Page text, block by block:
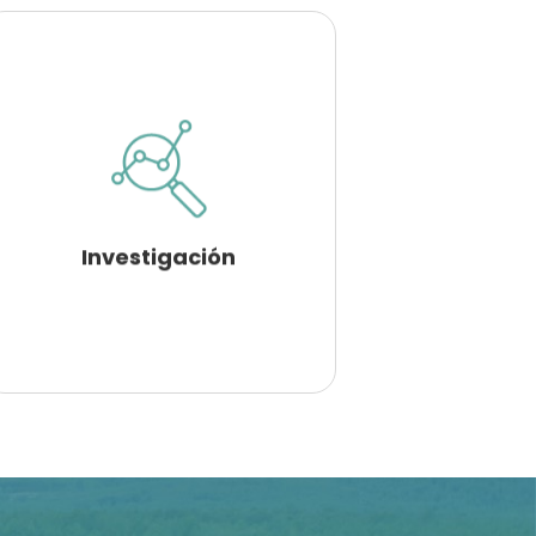
Investigación
Investigación
Somos una empresa que invierte en
la investigación e innovación para
ofrecer a nuestros clientes la última